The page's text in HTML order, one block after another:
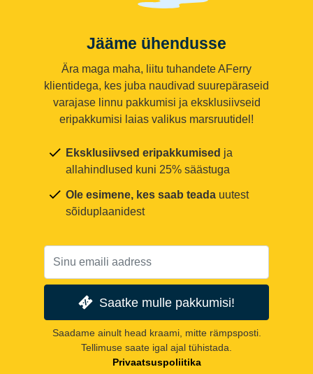
Jääme ühendusse
Ära maga maha, liitu tuhandete AFerry
klientidega, kes juba naudivad suurepäraseid
varajase linnu pakkumisi ja eksklusiivseid
eripakkumisi laias valikus marsruutidel!
Eksklusiivsed eripakkumised ja
allahindlused kuni 25% säästuga
Ole esimene, kes saab teada uutest
sõiduplaanidest
Saatke mulle pakkumisi!
Saadame ainult head kraami, mitte rämpsposti.
Tellimuse saate igal ajal tühistada.
Privaatsuspoliitika